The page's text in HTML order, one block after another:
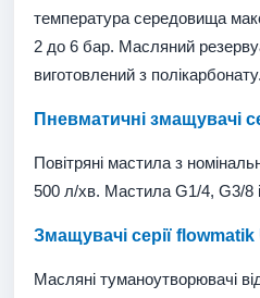
температура середовища
2 до 6 бар. Масляний
виготовлений з полікарбонату.
Пневматичні змащувачі
Повітряні мастила з
500 л/хв. Мастила G1/4, G3/8
Змащувачі серії flowmatik
Масляні туманоутворювачі